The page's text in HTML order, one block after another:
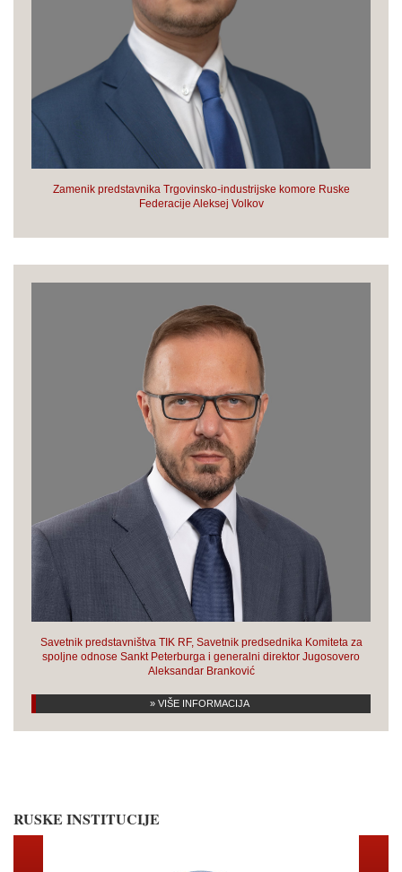
Zamenik predstavnika Trgovinsko-industrijske komore Ruske
Federacije Aleksej Volkov
Savetnik predstavništva TIK RF, Savetnik predsednika Komiteta za
spoljne odnose Sankt Peterburga i generalni direktor Jugosovero
Aleksandar Branković
» VIŠE INFORMACIJA
RUSKE INSTITUCIJE